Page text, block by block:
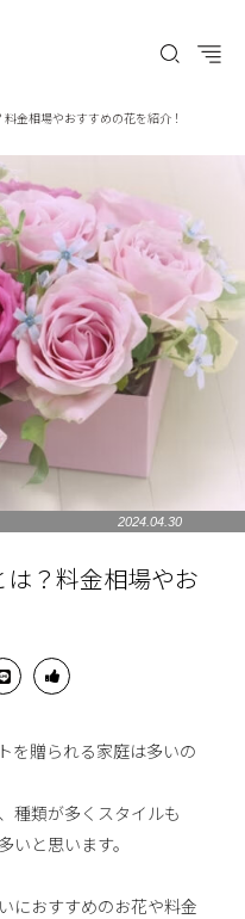
金相場やおすすめの花を紹介！
2024.04.30
？料金相場やお
を贈られる家庭は多いの
種類が多くスタイルも
いと思います。
におすすめのお花や料金